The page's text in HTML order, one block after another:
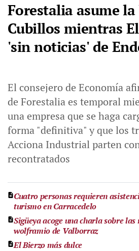
Forestalia asume
Cubillos mientras
'sin noticias' de
El consejero de Economía
de Forestalia es temporal
una empresa que se haga
forma "definitiva" y que los
Acciona Industrial parten
recontratados
Cuatro personas requieren
turismo en Carracedelo
Sigüeya acoge una charla sobre las
wolframio de Valborraz
El Bierzo más dulce